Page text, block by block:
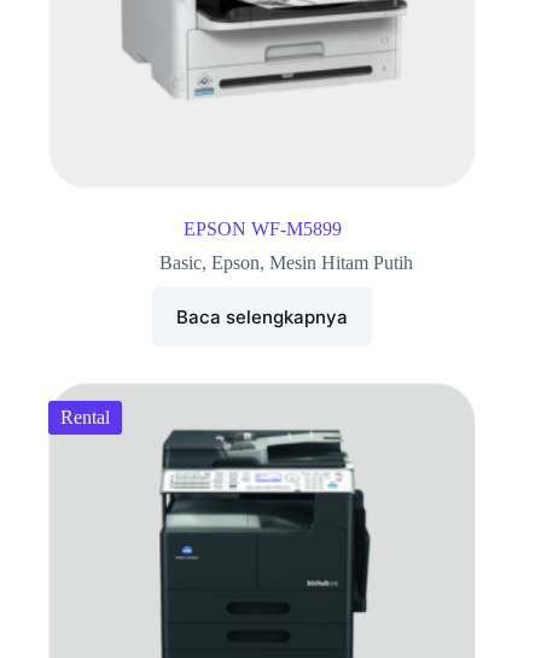
EPSON WF-M5899
Basic,Epson,Mesin Hitam Putih
Baca selengkapnya
Rental